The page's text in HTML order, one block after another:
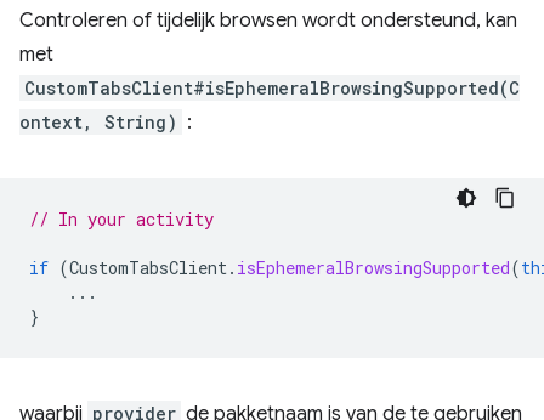
Controleren of tijdelijk browsen wordt ondersteund, kan
met
CustomTabsClient#isEphemeralBrowsingSupported(C
ontext, String) :
// In your activity
if (CustomTabsClient. isEphemeralBrowsingSupported(
...
}
waarbij provider de pakketnaam is van de te gebruiken